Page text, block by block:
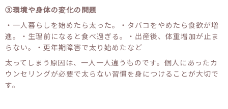
③環境や身体の変化の問題
・一人暮らしを始めたら太った。・タバコをやめたら食欲が増
進。・生理前になると食べ過ぎる。・出産後、体重増加が止ま
らない。・更年期障害で太り始めたなど
太ってしまう原因は、一人一人違うものです。個人にあったカ
ウンセリングが必要で太らない習慣を身につけることが大切で
す。